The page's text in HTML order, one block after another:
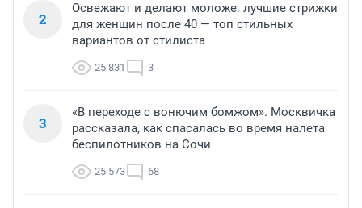
2
Освежают и делают моложе: лучшие стрижки
для женщин после 40 — топ стильных
вариантов от стилиста
25 831 3
3
«В переходе с вонючим бомжом». Москвичка
рассказала, как спасалась во время налета
беспилотников на Сочи
25 573 68